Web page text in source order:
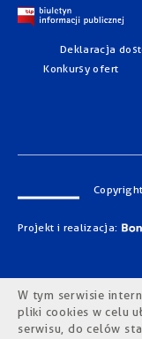
Deklaracja
Konkursy ofert
Projekt i realizacja:
W tym serwisie
pliki cookies w celu
serwisu, do celów